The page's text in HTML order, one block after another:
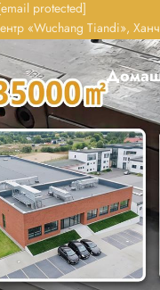
protected]
«Wuchang Tiandi»,